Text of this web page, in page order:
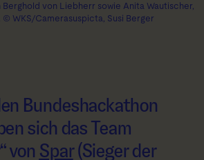
Berghold von Liebherr sowie Anita Wautischer,
WKS/Camerasuspicta, Susi Berger
Bundeshackathon
sich das Team
von Spar(Sieger der